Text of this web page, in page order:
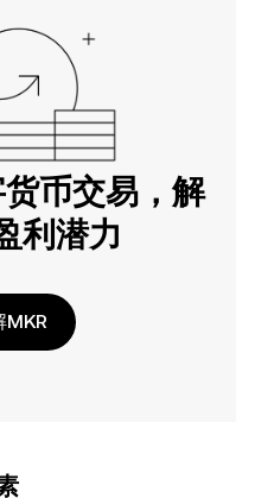
币交易，解
利潜力
MKR